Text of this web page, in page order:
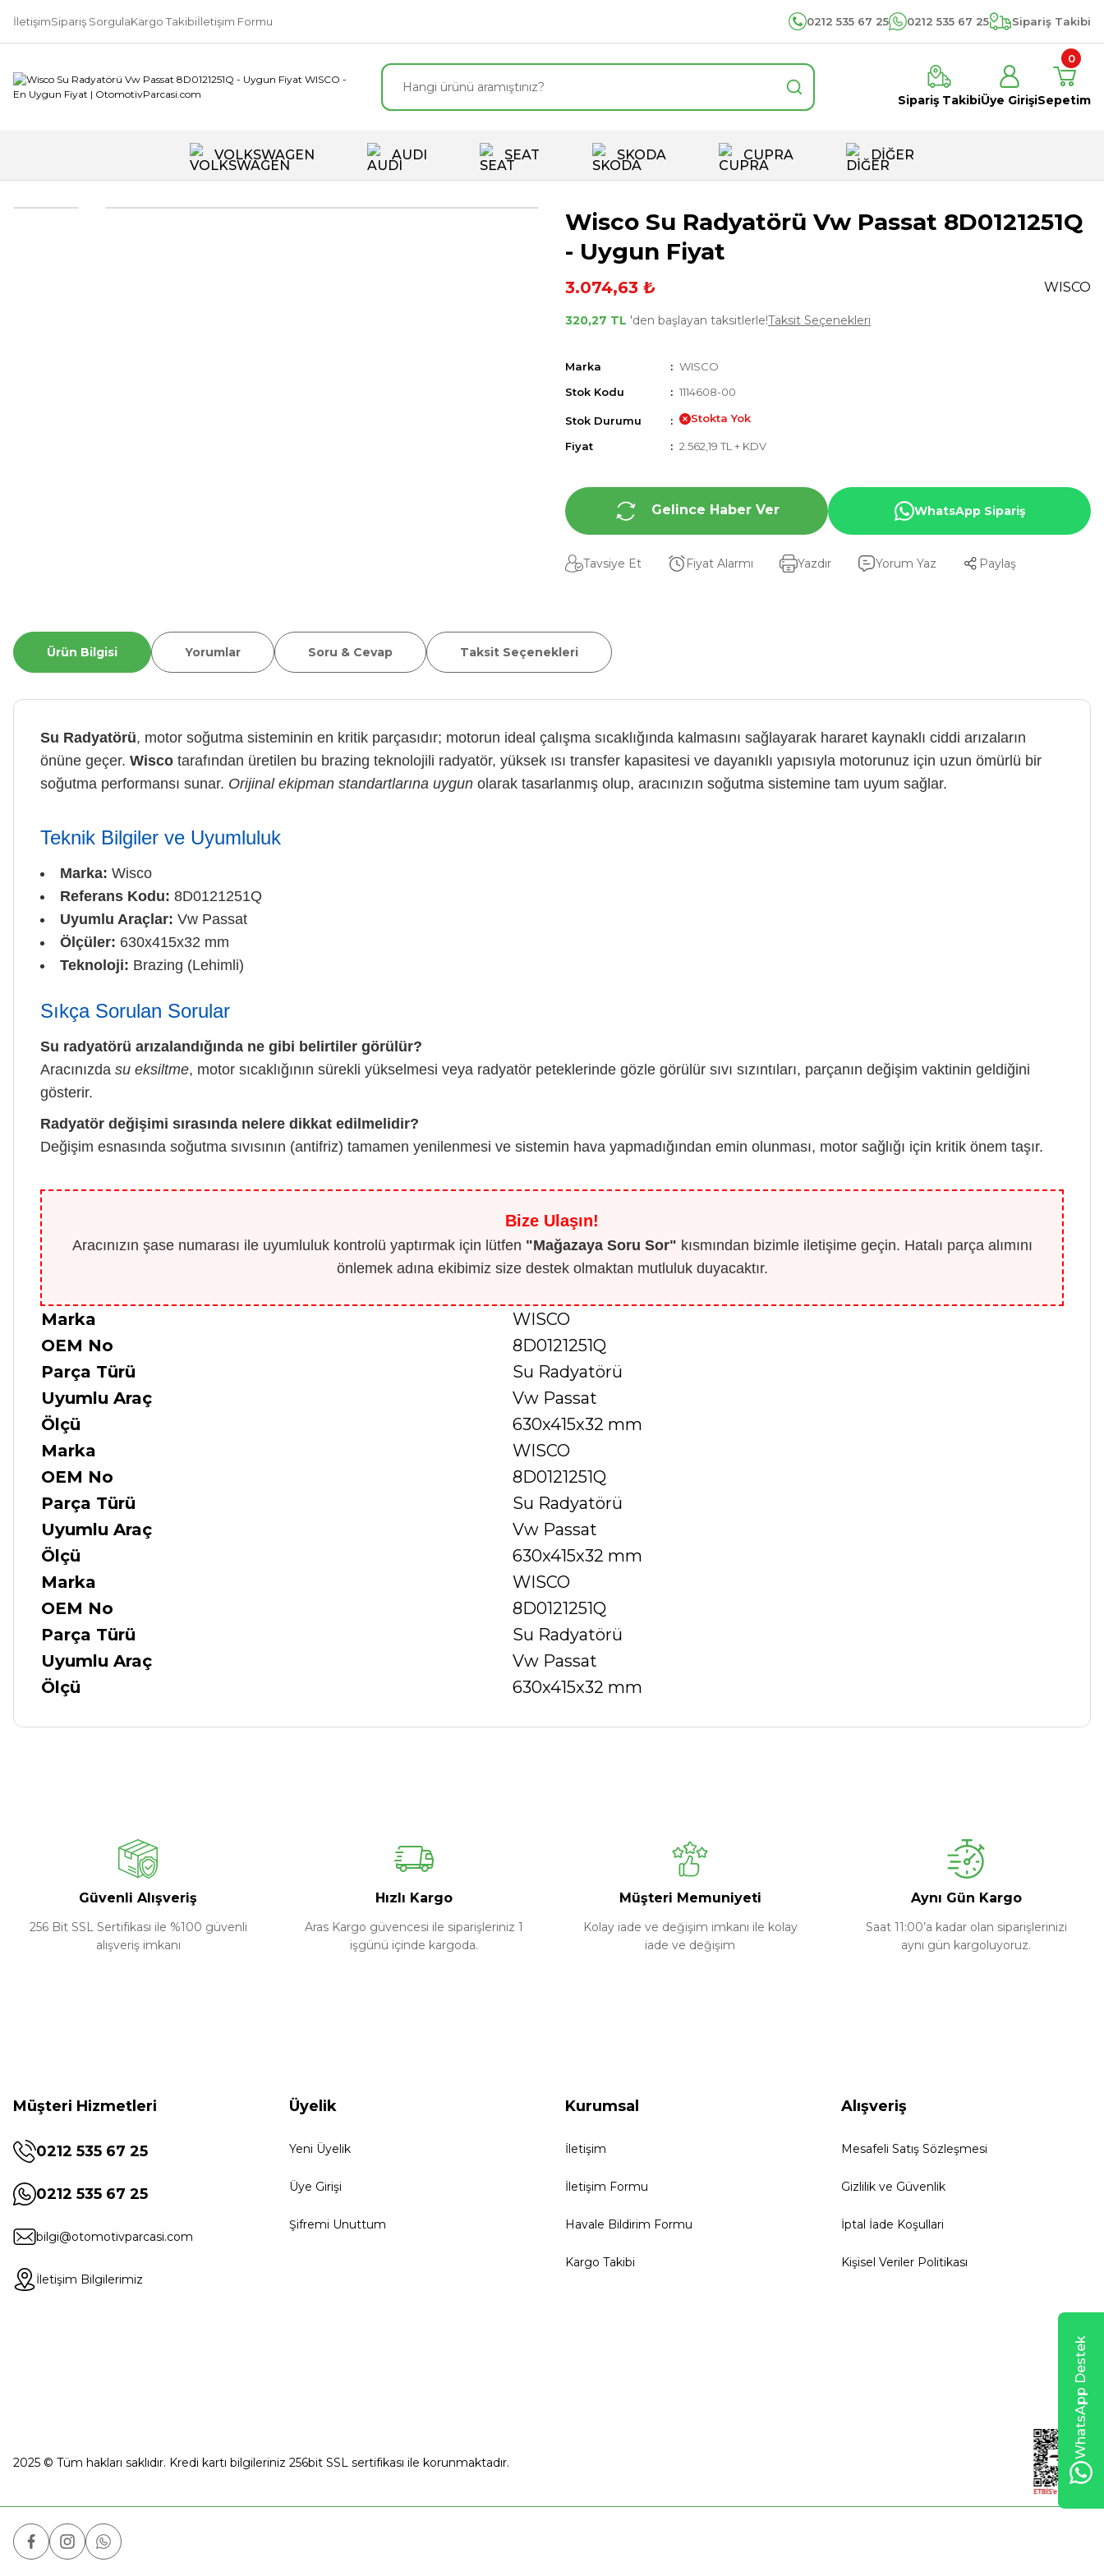
İletişimSipariş SorgulaKargo Takibiİletişim Formu 0212 535 67 25 0212 535 67 25 Sipariş Takibi
Sipariş TakibiÜye GirişiSepetim
0
VOLKSWAGEN AUDI SEAT SKODA CUPRA DİĞER
Wisco Su Radyatörü Vw Passat 8D0121251Q
- Uygun Fiyat
3.074,63 ₺ WISCO
320,27 TL 'den başlayan taksitlerle!Taksit Seçenekleri
Marka
WISCO
Stok Kodu
1114608-00
Stok Durumu Stokta Yok
Fiyat 2.562,19 TL + KDV
Gelince Haber Ver WhatsApp Sipariş
Tavsiye Et Fiyat Alarmı Yazdır Yorum Yaz Paylaş
Ürün Bilgisi Yorumlar Soru & Cevap Taksit Seçenekleri
Su Radyatörü, motor soğutma sisteminin en kritik parçasıdır; motorun ideal çalışma sıcaklığında kalmasını sağlayarak hararet kaynaklı ciddi arızaların
önüne geçer. Wisco tarafından üretilen bu brazing teknolojili radyatör, yüksek ısı transfer kapasitesi ve dayanıklı yapısıyla motorunuz için uzun ömürlü bir
soğutma performansı sunar. Orijinal ekipman standartlarına uygun olarak tasarlanmış olup, aracınızın soğutma sistemine tam uyum sağlar.
Teknik Bilgiler ve Uyumluluk
Marka: Wisco
Referans Kodu: 8D0121251Q
Uyumlu Araçlar: Vw Passat
Ölçüler: 630x415x32 mm
Teknoloji: Brazing (Lehimli)
Sıkça Sorulan Sorular
Su radyatörü arızalandığında ne gibi belirtiler görülür?
Aracınızda su eksiltme, motor sıcaklığının sürekli yükselmesi veya radyatör peteklerinde gözle görülür sıvı sızıntıları, parçanın değişim vaktinin geldiğini
gösterir.
Radyatör değişimi sırasında nelere dikkat edilmelidir?
Değişim esnasında soğutma sıvısının (antifriz) tamamen yenilenmesi ve sistemin hava yapmadığından emin olunması, motor sağlığı için kritik önem taşır.
Bize Ulaşın!
Aracınızın şase numarası ile uyumluluk kontrolü yaptırmak için lütfen "Mağazaya Soru Sor" kısmından bizimle iletişime geçin. Hatalı parça alımını
önlemek adına ekibimiz size destek olmaktan mutluluk duyacaktır.
Marka
WISCO
OEM No
8D0121251Q
Parça Türü
Su Radyatörü
Uyumlu Araç
Vw Passat
Ölçü
630x415x32 mm
Marka
WISCO
OEM No
8D0121251Q
Parça Türü
Su Radyatörü
Uyumlu Araç
Vw Passat
Ölçü
630x415x32 mm
Marka
WISCO
OEM No
8D0121251Q
Parça Türü
Su Radyatörü
Uyumlu Araç
Vw Passat
Ölçü
630x415x32 mm
Güvenli Alışveriş
256 Bit SSL Sertifikası ile %100 güvenli
alışveriş imkanı
Hızlı Kargo
Aras Kargo güvencesi ile siparişleriniz 1
işgünü içinde kargoda.
Müşteri Memuniyeti
Kolay iade ve değişim imkanı ile kolay
iade ve değişim
Aynı Gün Kargo
Saat 11:00’a kadar olan siparişlerinizi
aynı gün kargoluyoruz.
Müşteri Hizmetleri
0212 535 67 25
0212 535 67 25
bilgi@otomotivparcasi.com
İletişim Bilgilerimiz
Üyelik
Yeni Üyelik
Üye Girişi
Şifremi Unuttum
Kurumsal
İletişim
İletişim Formu
Havale Bildirim Formu
Kargo Takibi
Alışveriş
Mesafeli Satış Sözleşmesi
Gizlilik ve Güvenlik
İptal İade Koşullari
Kişisel Veriler Politikası
2025 © Tüm hakları saklıdır. Kredi kartı bilgileriniz 256bit SSL sertifikası ile korunmaktadır.
WhatsApp Destek